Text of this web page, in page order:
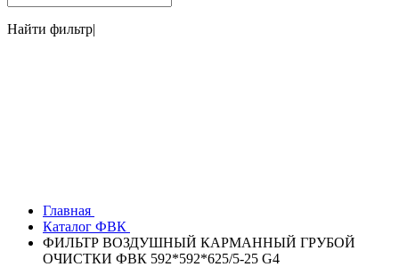
Найти фильтр|
Главная
Каталог ФВК
ФИЛЬТР ВОЗДУШНЫЙ КАРМАННЫЙ ГРУБОЙ
ОЧИСТКИ ФВК 592*592*625/5-25 G4